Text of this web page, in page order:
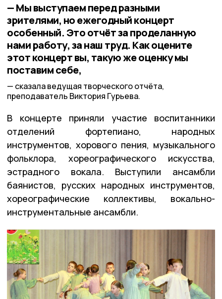
— Мы выступаем перед разными
зрителями, но ежегодный концерт
особенный. Это отчёт за проделанную
нами работу, за наш труд. Как оцените
этот концерт вы, такую же оценку мы
поставим себе,
сказала ведущая творческого отчёта,
преподаватель Виктория Гурьева.
В концерте приняли участие воспитанники
отделений фортепиано, народных
инструментов, хорового пения, музыкального
фольклора, хореографического искусства,
эстрадного вокала. Выступили ансамбли
баянистов, русских народных инструментов,
хореографические коллективы, вокально-
инструментальные ансамбли.